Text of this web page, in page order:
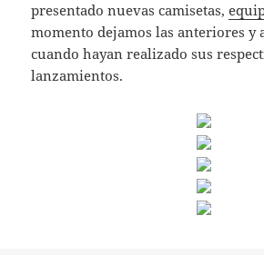
presentado nuevas camisetas,
momento dejamos las anteriores y
cuando hayan realizado sus
lanzamientos.